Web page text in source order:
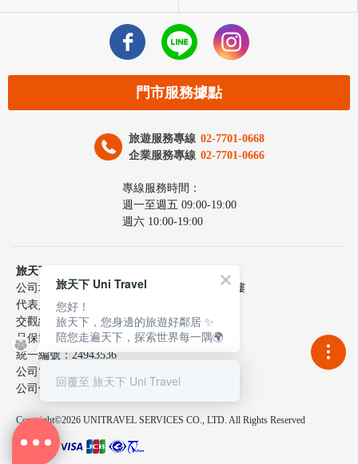
門市服務據點
旅遊服務專線 02-7701-0668
企業服務專線 02-7701-0666
專線服務時間：
週一至週五 09:00-19:00
週六 10:00-19:00
旅天下聯合國際旅行社股份有限公司
公司地址：台北市中山區民生東路三段10號6樓
代表人：李嘉寅
交觀綜217100號
品保協會2137號
統一編號：24943536
公司電話：02-7701-0660
公司傳真：02-2515-9801
Copyright©2026 UNITRAVEL SERVICES CO., LTD. All Rights Reserved
旅天下 Uni Travel
您好！
旅天下，您身邊的旅遊好鄰居 ✨
陪您走遍天下，探索世界每一隅🌍
回覆至 旅天下 Uni Travel